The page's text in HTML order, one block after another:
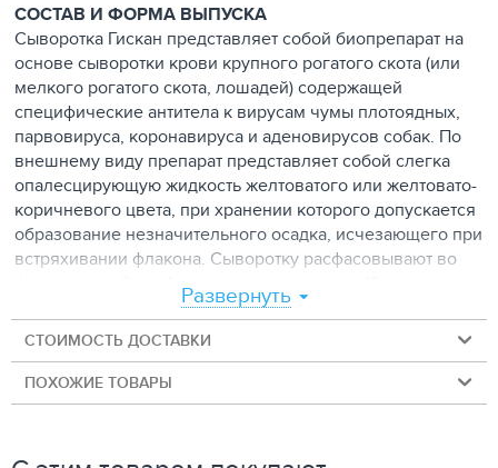
СОСТАВ И ФОРМА ВЫПУСКА
Сыворотка Гискан представляет собой биопрепарат на
основе сыворотки крови крупного рогатого скота (или
мелкого рогатого скота, лошадей) содержащей
специфические антитела к вирусам чумы плотоядных,
парвовируса, коронавируса и аденовирусов собак. По
внешнему виду препарат представляет собой слегка
опалесцирующую жидкость желтоватого или желтовато-
коричневого цвета, при хранении которого допускается
образование незначительного осадка, исчезающего при
встряхивании флакона. Сыворотку расфасовывают во
флаконах по 2 мл (1 доза), упакованных по 10 штук в
пластиковую коробку.
ФАРМАКОЛОГИЧЕСКИЕ СВОЙСТВА
Сыворотка Гискан поддерживает пассивный иммунитет у
собак в течение 14 дней после введения, для более
вакцину. Сыворотка Гискан оказывает лечебное
Развернуть
СТОИМОСТЬ ДОСТАВКИ
ПОХОЖИЕ ТОВАРЫ